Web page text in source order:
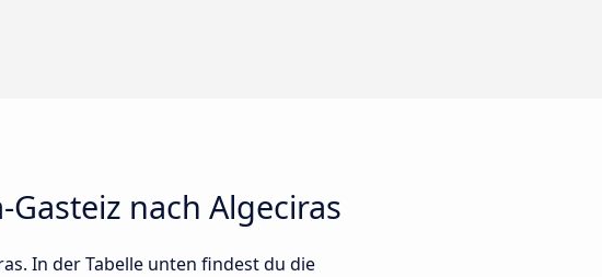
nach Algeciras
In der Tabelle unten findest du die